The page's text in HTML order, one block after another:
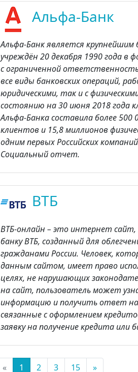
Альфа-Банк
Альфа-Банк является крупнейшим
учреждён 20 декабря 1990 года в
с ограниченной
все виды банковских операций,
юридическими, так и с
состоянию на 30 июня 2018 года
Альфа-Банка составила более
клиентов и 15,8 миллионов
одним первых Российских
Социальный отчет.
ВТБ
ВТБ-онлайн – это интернет
банку ВТБ, созданный для
гражданами России. Человек,
данным сайтом, имеет право
целях, не нарушающих
на сайт, пользователь может
информацию и получить ответ
связанные с оформлением
заявку на получение кредита или
« 1 2 3 15 »